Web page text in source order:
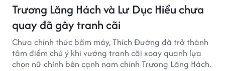
Trương Lăng Hách và Lư Dục Hiểu chưa
quay đã gây tranh cãi
Chưa chính thức bấm máy, Thích Đường đã trở thành
tâm điểm chú ý khi vướng tranh cãi xoay quanh lựa
chọn nữ chính bên cạnh nam chính Trương Lăng Hách.